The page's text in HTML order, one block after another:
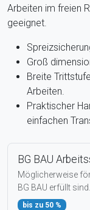
Arbeiten im freien
geeignet.
Groß
Breite
Arbeiten.
Praktischer
einfachen
BG BAU
Möglicherweise
BG BAU erfüllt
bis zu 50 %